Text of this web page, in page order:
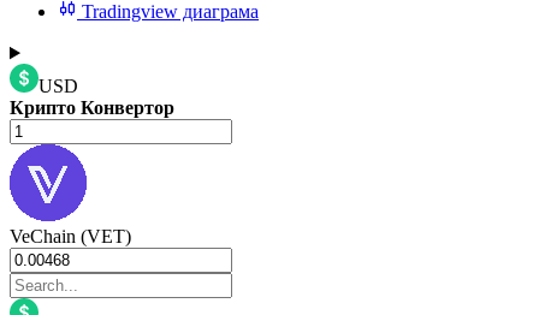
Tradingview диаграма
USD
Крипто Конвертор
VeChain (VET)